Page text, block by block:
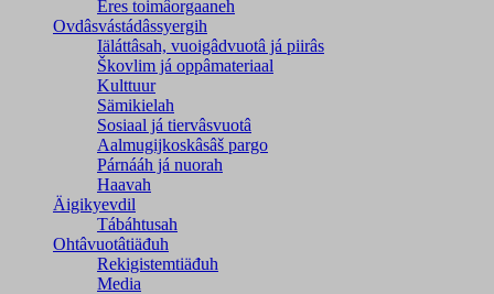
Eres toimâorgaaneh
Ovdâsvástádâssyergih
Iäláttâsah, vuoigâdvuotâ já piirâs
Škovlim já oppâmateriaal
Kulttuur
Sämikielah
Sosiaal já tiervâsvuotâ
Aalmugijkoskâsâš pargo
Párnááh já nuorah
Haavah
Äigikyevdil
Tábáhtusah
Ohtâvuotâtiäđuh
Rekigistemtiäđuh
Media